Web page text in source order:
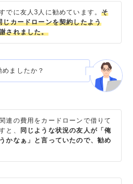
でに友人3人に勧めています。そ
じカードローンを契約したよう
されました。
ましたか？
連の費用をカードローンで借りて
と、
同じような状況の友人が「俺
かなぁ」と言っていたので、勧め